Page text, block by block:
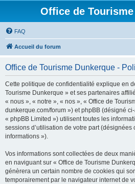
Office de
FAQ
Accueil du forum
Office de Tourisme Dunkerque -
Cette politique de confidentialité explique en
Tourisme Dunkerque » et ses partenaires
« nous », « notre », « nos », « Office de
dunkerque.com/forum ») et phpBB (désigné
« phpBB Limited ») utilisent toutes les
sessions d’utilisation de votre part (désignées
informations »).
Vos informations sont collectées de deux
en naviguant sur « Office de Tourisme
génèrera un certain nombre de cookies qui
temporairement par le navigateur internet de